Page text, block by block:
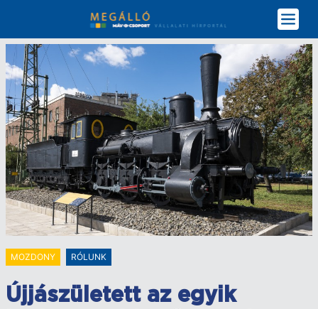
tartalomra
MOZDONY RÓLUNK
Újjászületett az egyik